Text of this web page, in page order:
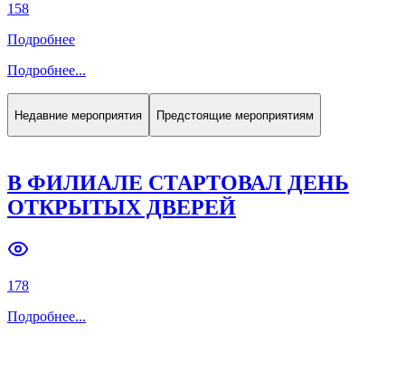
158
Подробнее
Подробнее...
Недавние мероприятия Предстоящие мероприятиям
В ФИЛИАЛЕ СТАРТОВАЛ ДЕНЬ
ОТКРЫТЫХ ДВЕРЕЙ
178
Подробнее...